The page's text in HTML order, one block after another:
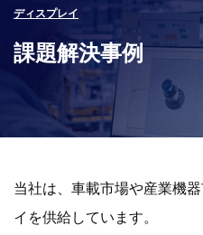
ディスプレイ
課題解決事例
当社は、車載市場や産業機
イを供給しています。